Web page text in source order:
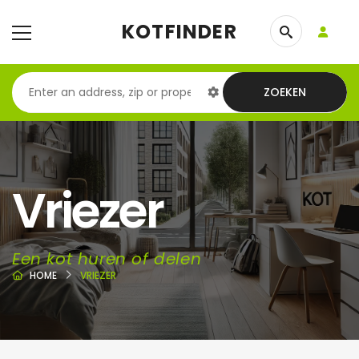
KOTFINDER
ZOEKEN
Vriezer
Een kot huren of delen
HOME VRIEZER